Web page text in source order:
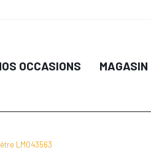
OCCASIONS MAGASIN
LM043563